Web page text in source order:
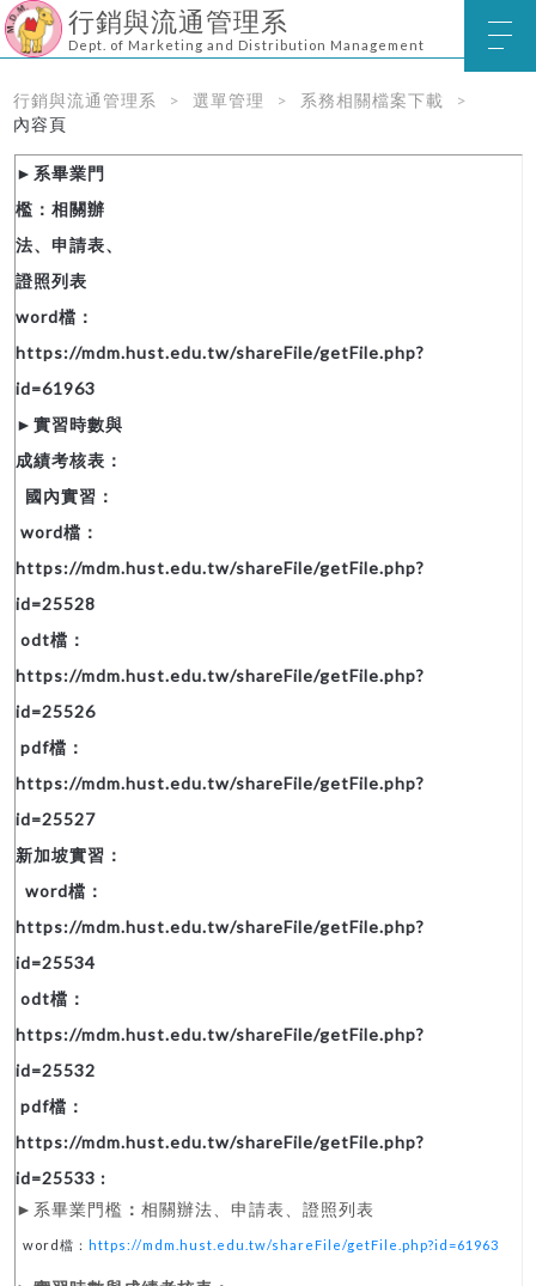
行銷與流通管理系
Dept. of Marketing and Distribution Management
行銷與流通管理系 選單管理
系務相關檔案下載
內容頁
►系畢業門檻 ： 相關辦法、申請表、證照列表
word檔： https://mdm.hust.edu.tw/shareFile/getFile.php?id=61963